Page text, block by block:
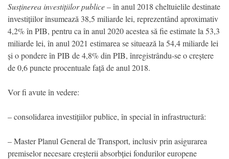
Susținerea investițiilor publice– în anul 2018 cheltuielile destinate
investițiilor însumează 38,5 miliarde lei, reprezentând aproximativ
4,2% în PIB, pentru ca în anul 2020 acestea să fie estimate la 53,3
miliarde lei, în anul 2021 estimarea se situează la 54,4 miliarde lei
și o pondere în PIB de 4,8% din PIB, înregistrându-se o creștere
de 0,6 puncte procentuale față de anul 2018.
Vor fi avute în vedere:
– consolidarea investițiilor publice, în special în infrastructură:
– Master Planul General de Transport, inclusiv prin asigurarea
premiselor necesare creșterii absorbției fondurilor europene